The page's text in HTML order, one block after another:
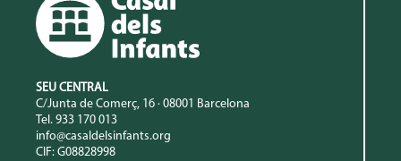
SEU CENTRAL
C/Junta de Comerç, 16 · 08001 Barcelona
Tel. 933 170 013
info@casaldelsinfants.org
CIF: G08828998